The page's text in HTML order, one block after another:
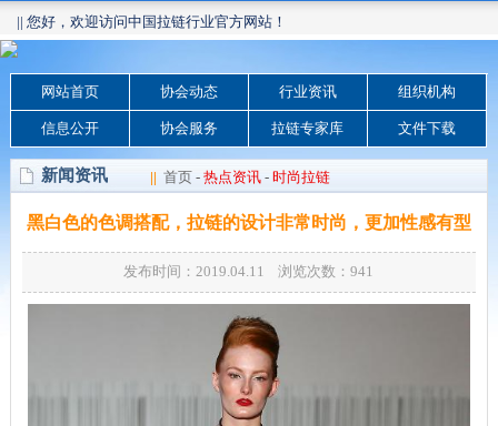
|| 您好，欢迎访问中国拉链行业官方网站！
网站首页 协会动态 行业资讯 组织机构
信息公开 协会服务 拉链专家库 文件下载
新闻资讯 || 首页- 热点资讯- 时尚拉链
黑白色的色调搭配，拉链的设计非常时尚，更加性感有型
发布时间：2019.04.11 浏览次数：941